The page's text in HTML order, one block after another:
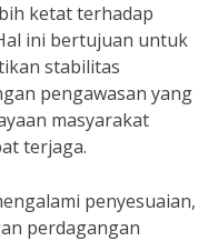
ketat terhadap
ini bertujuan untuk
stabilitas
pengawasan yang
masyarakat
terjaga.
penyesuaian,
perdagangan